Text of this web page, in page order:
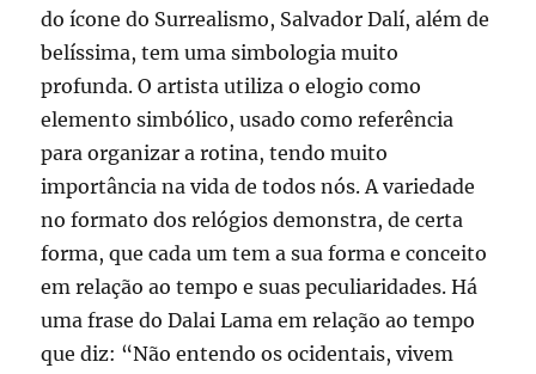
do ícone do Surrealismo, Salvador Dalí, além de
belíssima, tem uma simbologia muito
profunda. O artista utiliza o elogio como
elemento simbólico, usado como referência
para organizar a rotina, tendo muito
importância na vida de todos nós. A variedade
no formato dos relógios demonstra, de certa
forma, que cada um tem a sua forma e conceito
em relação ao tempo e suas peculiaridades. Há
uma frase do Dalai Lama em relação ao tempo
que diz: “Não entendo os ocidentais, vivem